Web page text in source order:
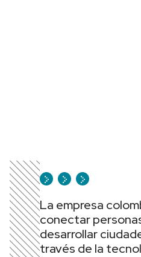
La empresa
conectar
desarrollar
través de la